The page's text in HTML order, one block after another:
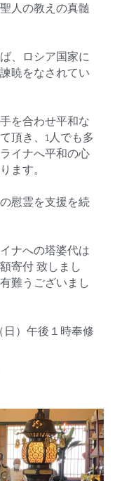
人の教えの真髄
、ロシア国家に
暁をなされてい
を合わせ平和な
頂き、1人でも多
イナへ平和の心
ます。
慰霊を支援を続
ナへの塔婆代は
寄付 致しまし
難うございまし
）午後１時奉修